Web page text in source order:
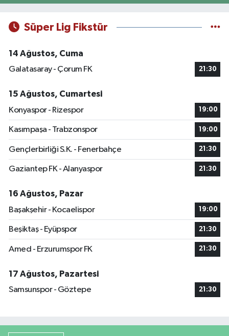
Süper Lig Fikstür
14 Ağustos, Cuma
Galatasaray - Çorum FK
21:30
15 Ağustos, Cumartesi
Konyaspor - Rizespor
19:00
Kasımpaşa - Trabzonspor 19:00
Gençlerbirliği S.K. - Fenerbahçe 21:30
Gaziantep FK - Alanyaspor 21:30
16 Ağustos, Pazar
Başakşehir - Kocaelispor
19:00
Beşiktaş - Eyüpspor 21:30
Amed - Erzurumspor FK 21:30
17 Ağustos, Pazartesi
Samsunspor - Göztepe
21:30